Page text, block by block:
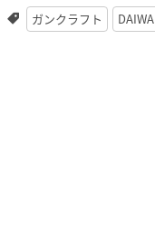
ガンクラフト DAIWA